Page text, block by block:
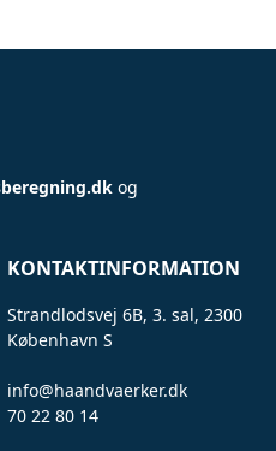
og
KONTAKTINFORMATION
Strandlodsvej 6B, 3. sal, 2300
København S
info@haandvaerker.dk
70 22 80 14